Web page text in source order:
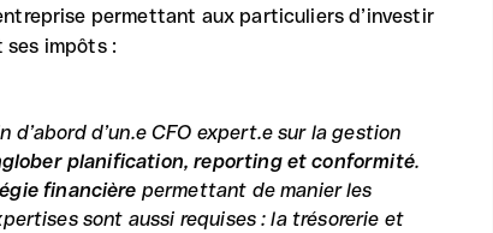
permettant aux particuliers d’investir
impôts :
d’abord d’un.e CFO expert.e sur la gestion
planification, reporting et conformité.
financière permettant de manier les
sont aussi requises : la trésorerie et